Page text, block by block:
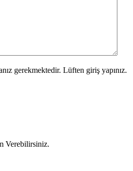
gerekmektedir. Lüften giriş yapınız.
Verebilirsiniz.